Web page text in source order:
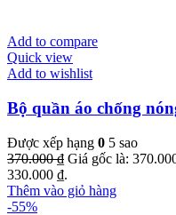
Add to compare
Quick view
Add to wishlist
Bộ quần áo chống
Được xếp hạng 0 5 sao
370.000₫ Giá gốc là:
330.000 ₫.
Thêm vào giỏ hàng
-55%